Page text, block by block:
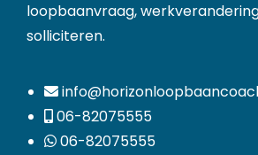
loopbaanvraag,
solliciteren.
06-82075555
06-82075555